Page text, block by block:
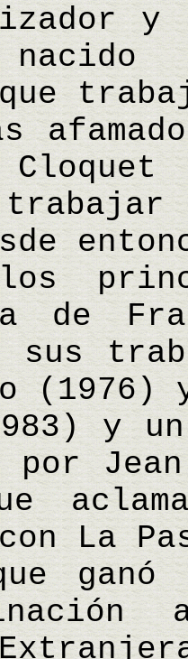
y
de
sus
(1976)
y
por
La
ganó